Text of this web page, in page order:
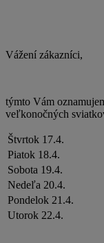
Vážení zákazníci,
týmto Vám
veľkonočných
Štvrtok 17.4.
Piatok 18.4.
Sobota 19.4.
Nedeľa 20.4.
Pondelok 21.4.
Utorok 22.4.